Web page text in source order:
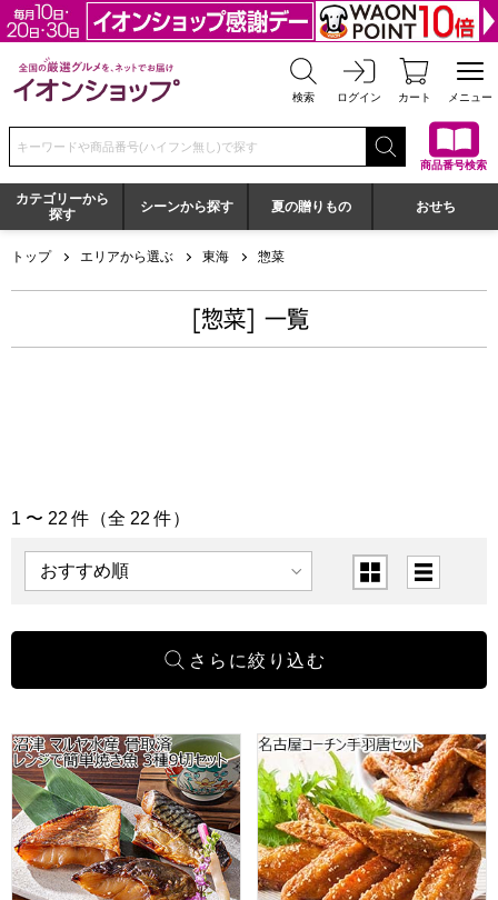
全国の厳選グルメを、ネットでお届け イオンショップ
検索 ログイン カート メニュー
検索キーワードまたは商品番号を入力してください
商品番号検索
カテゴリーから
探す
シーンから探す 夏の贈りもの おせち
トップ エリアから選ぶ 東海 惣菜
[惣菜] 一覧
「惣菜」の商品一覧
1 〜 22 件（全 22 件）
表示順 表示切替
沼津 マルヤ水産 骨取済 レンジで簡単焼き魚 3種9切セット
名古屋コーチン手羽唐セット